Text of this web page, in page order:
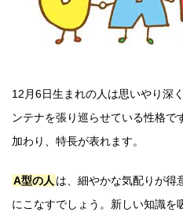
12月6日生まれの人は思いやり深
ンテナを張り巡らせている性格
加わり、特長が表れます。
A型の人 は、細やかな気配りが得
にこなすでしょう。新しい知識を